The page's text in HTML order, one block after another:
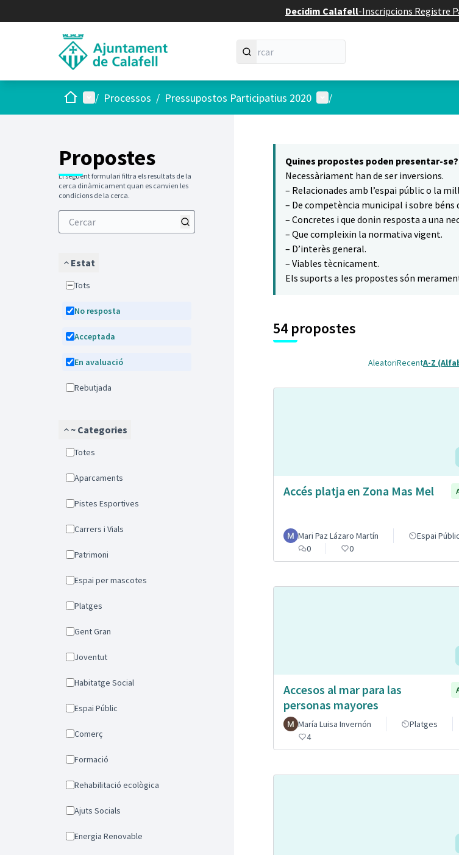
Decidim Calafell-Inscripcions Registre
Inici Menú principal
/ Processos / Pressupostos Participatius 2020 Menú d'usuari
/
Propostes
El següent formulari filtra els resultats de la
cerca dinàmicament quan es canvien les
condicions de la cerca.
Estat
Tots
No resposta
Acceptada
En avaluació
Rebutjada
~ Categories
Totes
Aparcaments
Pistes Esportives
Carrers i Vials
Patrimoni
Espai per mascotes
Platges
Gent Gran
Joventut
Habitatge Social
Espai Públic
Comerç
Formació
Rehabilitació ecològica
Ajuts Socials
Energia Renovable
Quines propostes poden presentar-se?
Necessàriament han de ser inversions.
– Relacionades amb l’espai públic o la
– De competència municipal i sobre
– Concretes i que donin resposta a una
– Que compleixin la normativa vigent.
– D’interès general.
– Viables tècnicament.
Els suports a les propostes són
54 propostes
AleatoriRecentA-Z
Accés platja en Zona Mas Mel
Mari Paz Lázaro Martín
Espai Públic
0
0
Accesos al mar para las
personas mayores
María Luisa Invernón Platges
4